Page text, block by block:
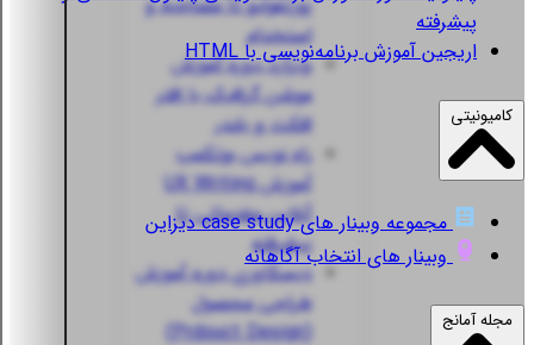
استخدام
ویزارددوره آموزش
موشن گرافیک با افتر
افکت و بلندر
راه نویسبوتکمپ
آموزش UX Writing
آنلاین مقدماتی تا
پیشرفته
دیسکاوریدوره آموزش
طراحی محصول
پیشرفته
اریجینآموزش برنامه‌نویسی با HTML
کامیونیتی
مجموعه وبینار های case study دیزاین
وبینار های انتخاب آگاهانه
مجله آمانج